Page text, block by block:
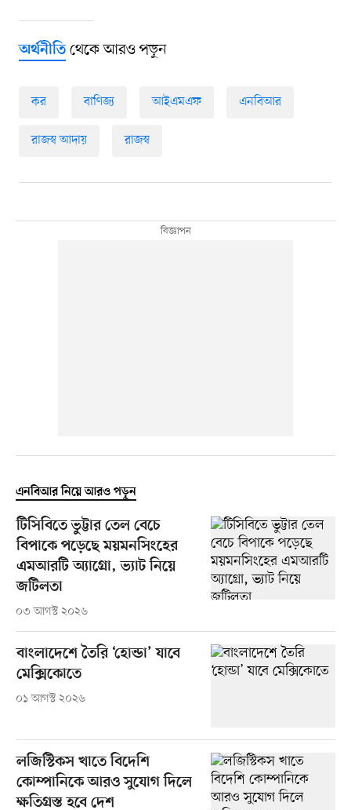
অর্থনীতিথেকে আরও পড়ুন
কর বাণিজ্য আইএমএফ এনবিআর
রাজস্ব আদায় রাজস্ব
এনবিআর নিয়ে আরও পড়ুন
টিসিবিতে ভুট্টার তেল বেচে
বিপাকে পড়েছে ময়মনসিংহের
এমআরটি অ্যাগ্রো, ভ্যাট নিয়ে
জটিলতা
০৩ আগস্ট ২০২৬
বাংলাদেশে তৈরি ‘হোন্ডা’ যাবে
মেক্সিকোতে
০১ আগস্ট ২০২৬
লজিস্টিকস খাতে বিদেশি
কোম্পানিকে আরও সুযোগ দিলে
ক্ষতিগ্রস্ত হবে দেশ